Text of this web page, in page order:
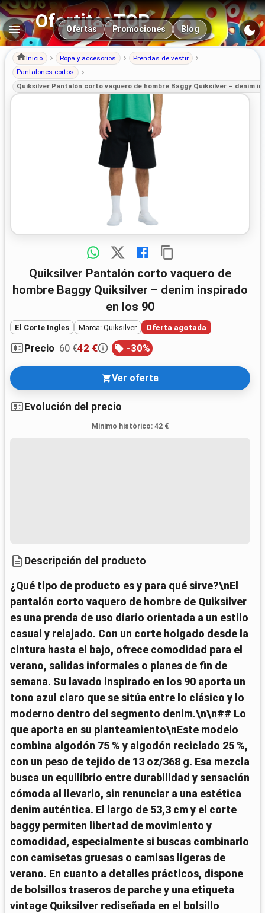
OfertitasTOP
Navegación principal
Ofertas Promociones Blog
Inicio Ropa y accesorios
Prendas de vestir
Pantalones cortos
Quiksilver Pantalón corto vaquero de hombre Baggy Quiksilver – denim
Quiksilver Pantalón corto vaquero de
hombre Baggy Quiksilver – denim inspirado
en los 90
El Corte Ingles Marca: Quiksilver Oferta agotada
Precio 60 €42 € -30%
Ver oferta
Evolución del precio
Mínimo histórico: 42 €
Descripción del producto
¿Qué tipo de producto es y para qué sirve?\nEl
pantalón corto vaquero de hombre de Quiksilver
es una prenda de uso diario orientada a un estilo
casual y relajado. Con un corte holgado desde la
cintura hasta el bajo, ofrece comodidad para el
verano, salidas informales o planes de fin de
semana. Su lavado inspirado en los 90 aporta un
tono azul claro que se sitúa entre lo clásico y lo
moderno dentro del segmento denim.\n\n## Lo
que aporta en su planteamiento\nEste modelo
combina algodón 75 % y algodón reciclado 25 %,
con un peso de tejido de 13 oz/368 g. Esa mezcla
busca un equilibrio entre durabilidad y sensación
cómoda al llevarlo, sin renunciar a una estética
denim auténtica. El largo de 53,3 cm y el corte
baggy permiten libertad de movimiento y
comodidad, especialmente si buscas combinarlo
con camisetas gruesas o camisas ligeras de
verano. En cuanto a detalles prácticos, dispone
de bolsillos traseros de parche y una etiqueta
vintage Quiksilver rediseñada en el bolsillo